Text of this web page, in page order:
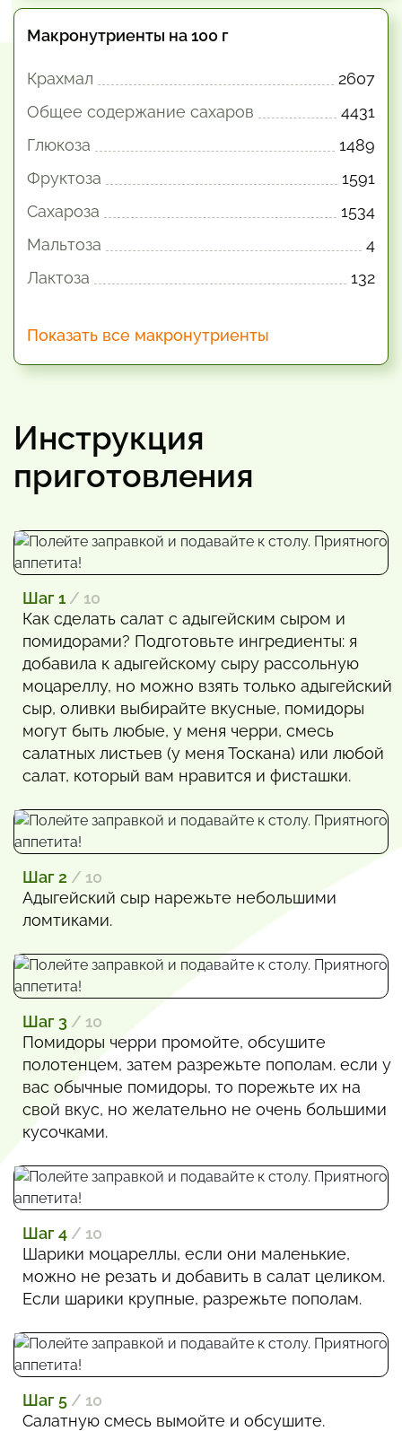
Макронутриенты на 100 г
Крахмал
2607
Общее содержание сахаров
4431
Глюкоза
1489
Фруктоза
1591
Сахароза
1534
Мальтоза
4
Лактоза
132
Показать все макронутриенты
Инструкция
приготовления
Шаг 1 / 10
Как сделать салат с адыгейским сыром и
помидорами? Подготовьте ингредиенты: я
добавила к адыгейскому сыру рассольную
моцареллу, но можно взять только адыгейский
сыр, оливки выбирайте вкусные, помидоры
могут быть любые, у меня черри, смесь
салатных листьев (у меня Тоскана) или любой
салат, который вам нравится и фисташки.
Шаг 2 / 10
Адыгейский сыр нарежьте небольшими
ломтиками.
Шаг 3 / 10
Помидоры черри промойте, обсушите
полотенцем, затем разрежьте пополам. если у
вас обычные помидоры, то порежьте их на
свой вкус, но желательно не очень большими
кусочками.
Шаг 4 / 10
Шарики моцареллы, если они маленькие,
можно не резать и добавить в салат целиком.
Если шарики крупные, разрежьте пополам.
Шаг 5 / 10
Салатную смесь вымойте и обсушите.